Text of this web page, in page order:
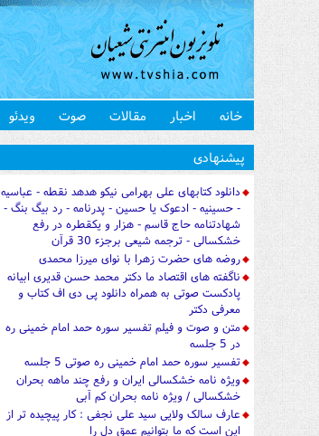
خانه اخبار مقالات صوت ویدئو
پیشنهادی
دانلود کتابهای علی بهرامی نیکو هدهد نقطه - عباسیه
- حسینیه - ادعوک یا حسین - پدرنامه - رد بیگ بنگ -
شهادتنامه حاج قاسم - هزار و یکقطره در رفع
خشکسالی - ترجمه شیعی برجزء 30 قرآن
روضه های حضرت زهرا با نوای میرزا محمدی
ناگفته های اقتصاد ما دکتر محمد حسن قدیری ابیانه
پادکست صوتی به همراه دانلود پی دی اف کتاب و
معرفی دکتر
متن و صوت و فیلم تفسیر سوره حمد امام خمینی ره
در 5 جلسه
تفسیر سوره حمد امام خمینی ره صوتی 5 جلسه
ویژه نامه خشکسالی ایران و رفع چند ماهه بحران
خشکسالی / ویژه نامه بحران کم آبی
عارف سالک ولایی سید علی نجفی : کار پیچیده تر از
این است که ما بتوانیم عمق دل را